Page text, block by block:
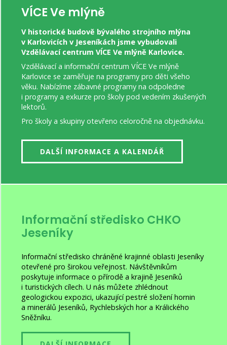
VÍCE Ve mlýně
V historické budově bývalého strojního mlýna
v Karlovicích v Jeseníkách jsme vybudovali
Vzdělávací centrum VÍCE Ve mlýně Karlovice.
Vzdělávací a informační centrum VÍCE Ve mlýně
Karlovice se zaměřuje na programy pro děti všeho
věku. Nabízíme zábavné programy na odpoledne
i programy a exkurze pro školy pod vedením zkušených
lektorů.
Pro školy a skupiny otevřeno celoročně na objednávku.
DALŠÍ INFORMACE A KALENDÁŘ
Informační středisko CHKO
Jeseníky
Informační středisko chráněné krajinné oblasti Jeseníky
otevřené pro širokou veřejnost. Návštěvníkům
poskytuje informace o přírodě a krajině Jeseníků
i turistických cílech. U nás můžete zhlédnout
geologickou expozici, ukazující pestré složení hornin
a minerálů Jeseníků, Rychlebských hor a Králického
Sněžníku.